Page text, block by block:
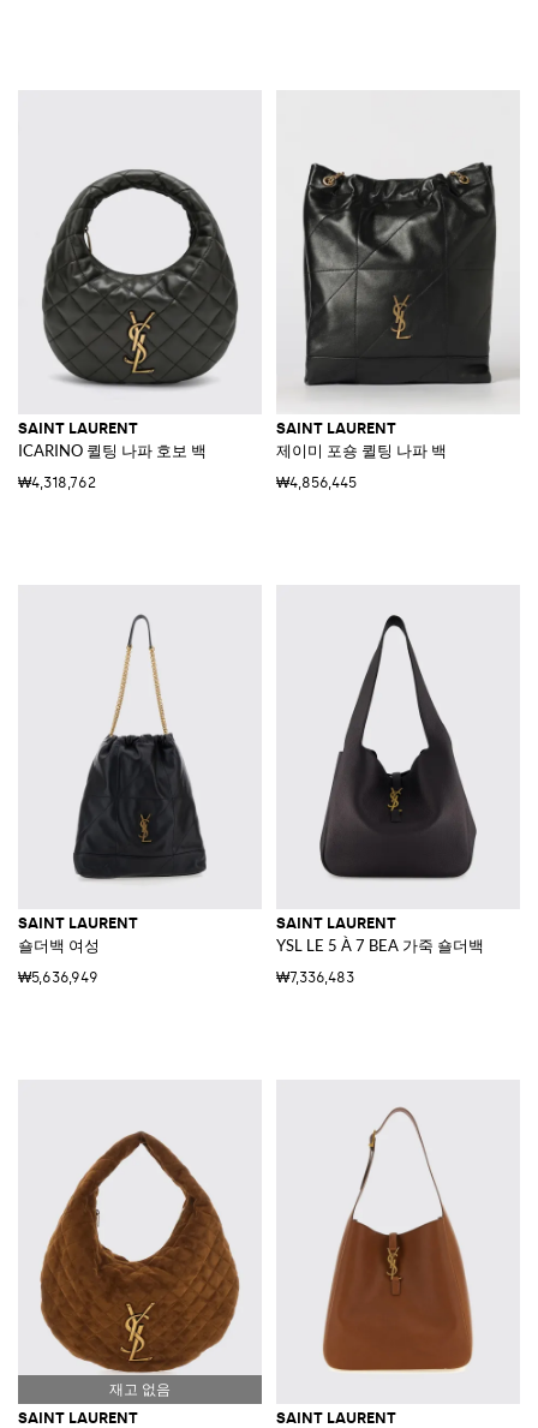
SAINT LAURENT
ICARINO 퀼팅 나파 호보 백
₩4,318,762
SAINT LAURENT
제이미 포숑 퀼팅 나파 백
₩4,856,445
SAINT LAURENT
숄더백 여성
₩5,636,949
SAINT LAURENT
YSL LE 5 À 7 BEA 가죽 숄더백
₩7,336,483
SAINT LAURENT SAINT LAURENT